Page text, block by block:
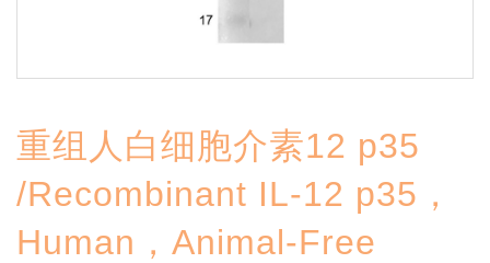
重组人白细胞介素12 p35
/Recombinant IL-12 p35，
Human，Animal-Free